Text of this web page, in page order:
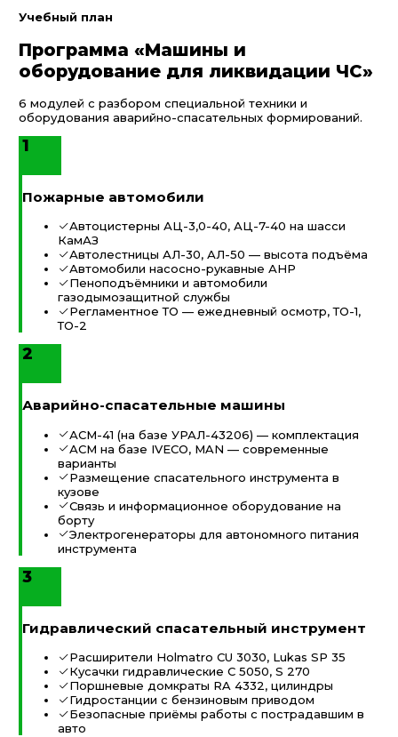
Учебный план
Программа «Машины и
оборудование для ликвидации ЧС»
6 модулей с разбором специальной техники и
оборудования аварийно-спасательных формирований.
1
Пожарные автомобили
Автоцистерны АЦ-3,0-40, АЦ-7-40 на шасси
КамАЗ
Автолестницы АЛ-30, АЛ-50 — высота подъёма
Автомобили насосно-рукавные АНР
Пеноподъёмники и автомобили
газодымозащитной службы
Регламентное ТО — ежедневный осмотр, ТО-1,
ТО-2
2
Аварийно-спасательные машины
АСМ-41 (на базе УРАЛ-43206) — комплектация
АСМ на базе IVECO, MAN — современные
варианты
Размещение спасательного инструмента в
кузове
Связь и информационное оборудование на
борту
Электрогенераторы для автономного питания
инструмента
3
Гидравлический спасательный инструмент
Расширители Holmatro CU 3030, Lukas SP 35
Кусачки гидравлические С 5050, S 270
Поршневые домкраты RA 4332, цилиндры
Гидростанции с бензиновым приводом
Безопасные приёмы работы с пострадавшим в
авто